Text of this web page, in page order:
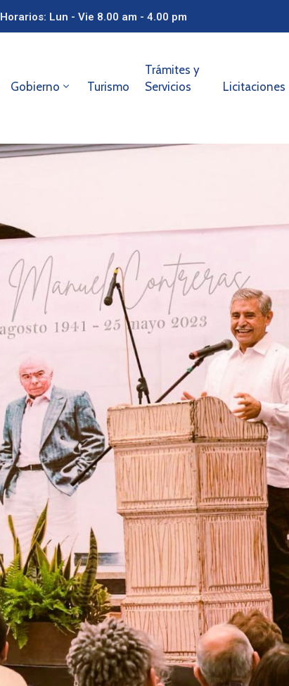
Horarios: Lun - Vie 8.00 am - 4.00 pm
Gobierno Turismo
Trámites y
Servicios
Licitaciones